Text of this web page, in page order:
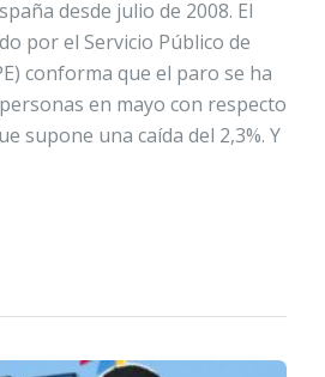
desde julio de 2008. El
por el Servicio Público de
conforma que el paro se ha
en mayo con respecto
supone una caída del 2,3%. Y